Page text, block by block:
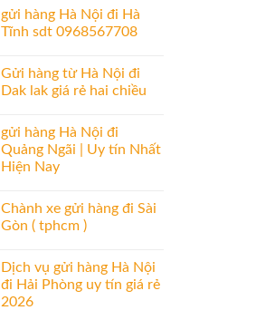
gửi hàng Hà Nội đi Hà
Tĩnh sdt 0968567708
Gửi hàng từ Hà Nội đi
Dak lak giá rẻ hai chiều
gửi hàng Hà Nội đi
Quảng Ngãi | Uy tín Nhất
Hiện Nay
Chành xe gửi hàng đi Sài
Gòn ( tphcm )
Dịch vụ gửi hàng Hà Nội
đi Hải Phòng uy tín giá rẻ
2026